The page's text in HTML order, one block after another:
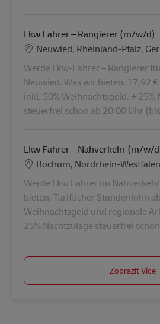
Lkw Fahrer – Rangierer (m/w/d)
Location
Neuwied, Rheinland-Pfalz,
Werde Lkw-Fahrer – Rangierer
Neuwied. Was wir bieten. 17,92
inkl. 50% Weihnachtsgeld. + 25%
steuerfrei schon ab 20:00 Uhr
Lkw Fahrer – Nahverkehr (m/w/
Location
Bochum, Nordrhein-
Werde Lkw Fahrer im
bieten. Tariflicher Stundenlohn
Weihnachtsgeld und regionale
25% Nachtzulage steuerfrei
Zobrazit Více